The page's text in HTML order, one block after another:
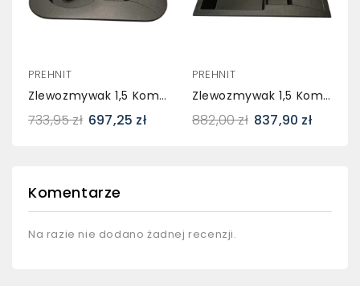
PREHNIT
Zlewozmywak 1,5 Komorowy Z Ociekaczem VIGEN Grafit Z Prawym Ociekaczem + Bateria LUNA
733,95 zł 697,25 zł
PREHNIT
Zlewozmywak 1,5 Komorowy Z Ociekaczem MILOS Grafit Z Prawym Ociekaczem + Bateria LUNA + Dozownik
882,00 zł 837,90 zł
Komentarze
Na razie nie dodano żadnej recenzji.